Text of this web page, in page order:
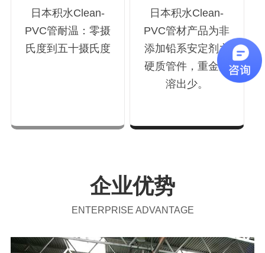
日本积水Clean-
PVC管耐温：零摄
氏度到五十摄氏度
日本积水Clean-
PVC管材产品为非
添加铅系安定剂之
硬质管件，重金属
溶出少。
企业优势
ENTERPRISE ADVANTAGE